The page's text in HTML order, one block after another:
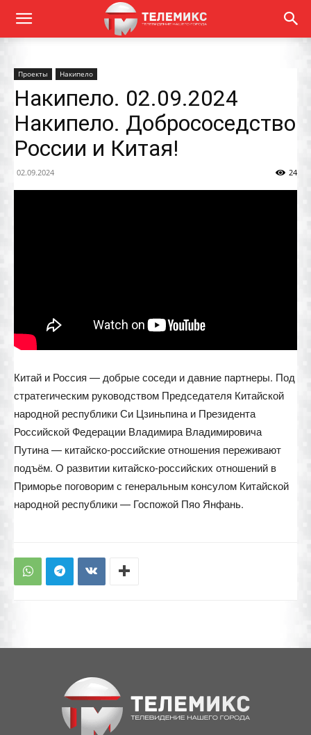
Проекты Накипело
Накипело. 02.09.2024
Накипело. Добрососедство
России и Китая!
02.09.2024 24
Китай и Россия — добрые соседи и давние партнеры. Под
стратегическим руководством Председателя Китайской
народной республики Си Цзиньпина и Президента
Российской Федерации Владимира Владимировича
Путина — китайско-российские отношения переживают
подъём. О развитии китайско-российских отношений в
Приморье поговорим с генеральным консулом Китайской
народной республики — Госпожой Пяо Янфань.